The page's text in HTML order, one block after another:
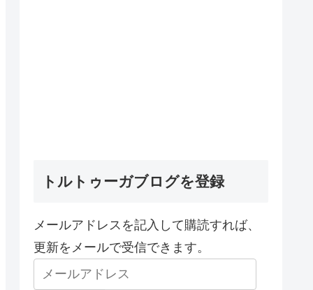
トルトゥーガブログを登録
メールアドレスを記入して購読すれば、
更新をメールで受信できます。